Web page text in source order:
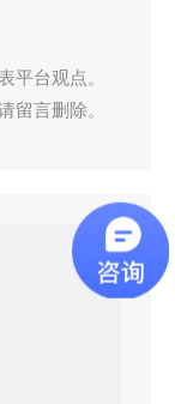
平台观点。
留言删除。